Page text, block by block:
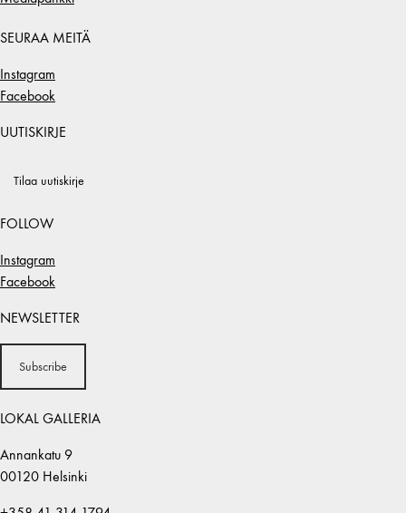
SEURAA MEITÄ
Instagram
Facebook
UUTISKIRJE
Tilaa uutiskirje
FOLLOW
Instagram
Facebook
NEWSLETTER
Subscribe
LOKAL GALLERIA
Annankatu 9
00120 Helsinki